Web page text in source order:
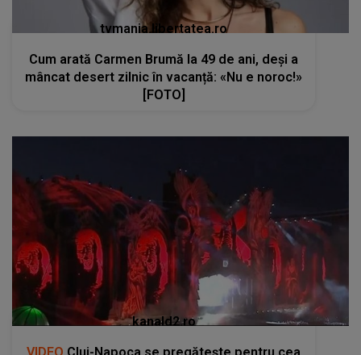
tvmania.libertatea.ro
Cum arată Carmen Brumă la 49 de ani, deși a
mâncat desert zilnic în vacanță: «Nu e noroc!»
[FOTO]
kanald2.ro